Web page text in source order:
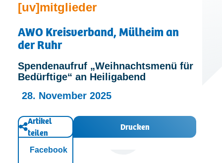
Verband
Kontakt
[uv]mitglieder
AWO Kreisverband, Mülheim an
der Ruhr
Spendenaufruf „Weihnachtsmenü für
Bedürftige“ an Heiligabend
28. November 2025
Artikel
teilen
Facebook
Drucken